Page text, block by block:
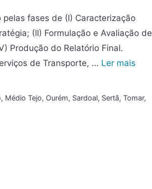
fases de (I) Caracterização
(II) Formulação e Avaliação de
Produção do Relatório Final.
de Transporte, … Ler mais
, Médio Tejo, Ourém, Sardoal, Sertã,Tomar,